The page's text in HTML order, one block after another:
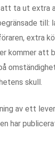
ta ut extra
till:
extra
kommer att
skull.
av ett
har